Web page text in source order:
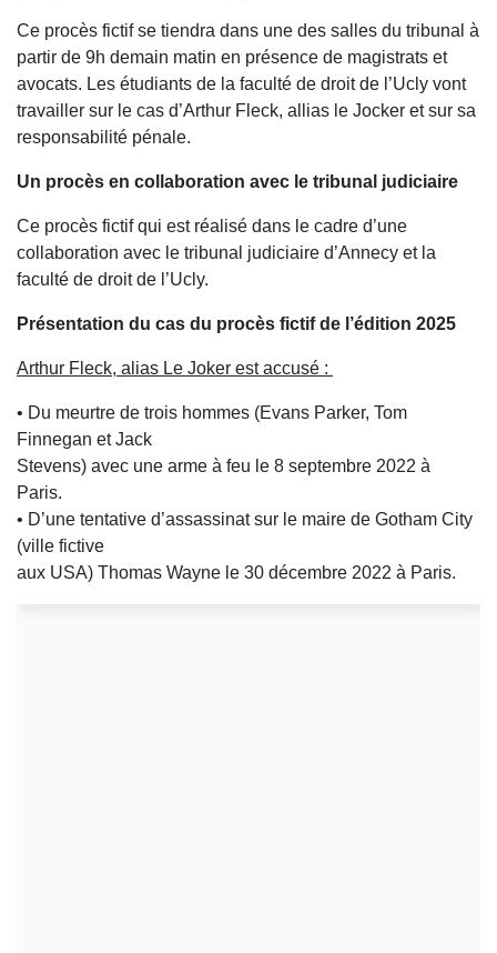
Ce procès fictif se tiendra dans une des salles du tribunal à
partir de 9h demain matin en présence de magistrats et
avocats. Les étudiants de la faculté de droit de l’Ucly vont
travailler sur le cas d’Arthur Fleck, allias le Jocker et sur sa
responsabilité pénale.
Un procès en collaboration avec le tribunal judiciaire
Ce procès fictif qui est réalisé dans le cadre d’une
collaboration avec le tribunal judiciaire d’Annecy et la
faculté de droit de l’Ucly.
Présentation du cas du procès fictif de l’édition 2025
Arthur Fleck, alias Le Joker est accusé :
• Du meurtre de trois hommes (Evans Parker, Tom
Finnegan et Jack
Stevens) avec une arme à feu le 8 septembre 2022 à
Paris.
• D’une tentative d’assassinat sur le maire de Gotham City
(ville fictive
aux USA) Thomas Wayne le 30 décembre 2022 à Paris.